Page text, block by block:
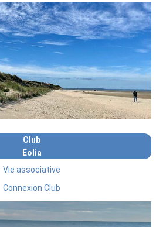
Club
Eolia
Vie associative
Connexion Club